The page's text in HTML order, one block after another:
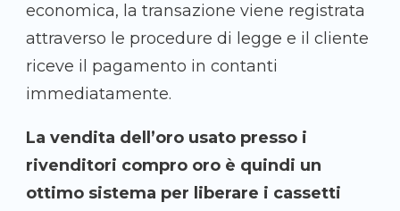
economica, la transazione viene registrata
attraverso le procedure di legge e il cliente
riceve il pagamento in contanti
immediatamente.
La vendita dell’oro usato presso i
rivenditori compro oro è quindi un
ottimo sistema per liberare i cassetti